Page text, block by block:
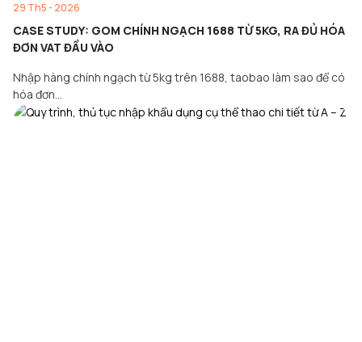
29 Th5 - 2026
CASE STUDY: GOM CHÍNH NGẠCH 1688 TỪ 5KG, RA ĐỦ HÓA
ĐƠN VAT ĐẦU VÀO
Nhập hàng chính ngạch từ 5kg trên 1688, taobao làm sao để có
hóa đơn…